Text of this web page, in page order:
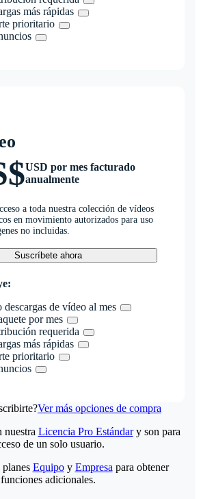
más rápidas
prioritario
USD por mes facturado
anualmente
a toda nuestra colección de vídeos
en movimiento autorizados para uso
no incluidas.
Suscríbete ahora
descargas de vídeo al mes
por mes
requerida
más rápidas
prioritario
Ver más opciones de compra
nuestra Licencia Pro Estándary son para
de un solo usuario.
Equipoy Empresa para obtener
funciones adicionales.